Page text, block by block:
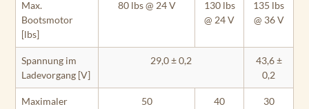
Max.
Bootsmotor
[lbs]
80 lbs @ 24 V
130 lbs
@ 24 V
135 lbs
@ 36 V
Spannung im
Ladevorgang [V]
29,0 ± 0,2
43,6 ±
0,2
Maximaler
50 40 30